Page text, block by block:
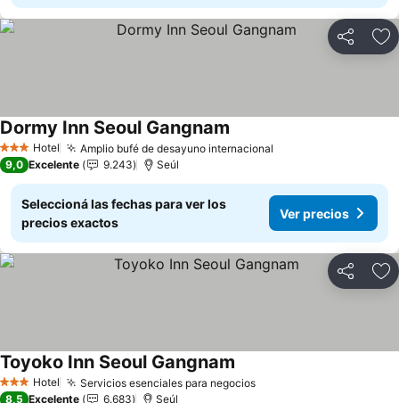
Compartir
3 Estrellas
Hotel Amplio bufé de desayuno internacional
Dormy Inn Seoul Gangnam
9,0 Excelente 9.243 Seúl
Seleccioná las fechas para ver los
precios exactos
Ver precios
Compartir
3 Estrellas
Hotel Servicios esenciales para negocios
Toyoko Inn Seoul Gangnam
8,5 Excelente 6.683 Seúl